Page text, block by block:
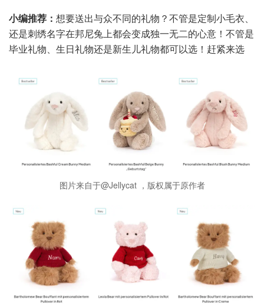
小编推荐： 想要送出与众不同的礼物？不管是定制小毛衣、
还是刺绣名字在邦尼兔上都会变成独一无二的心意！不管是
毕业礼物、生日礼物还是新生儿礼物都可以选！赶紧来选
图片来自于@Jellycat ，版权属于原作者